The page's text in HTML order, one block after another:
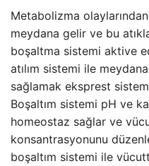
Metabolizma
meydana gelir ve bu
boşaltma sistemi aktive
atılım sistemi ile
sağlamak eksprest
Boşaltım sistemi pH ve
homeostaz sağlar ve
konsantrasyonunu
boşaltım sistemi ile